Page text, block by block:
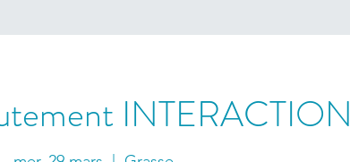
INTERACTION